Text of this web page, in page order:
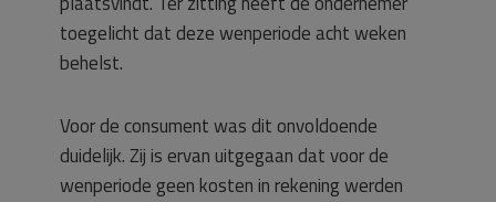
toegelicht dat deze wenperiode acht weken
behelst.
Voor de consument was dit onvoldoende
duidelijk. Zij is ervan uitgegaan dat voor de
wenperiode geen kosten in rekening werden